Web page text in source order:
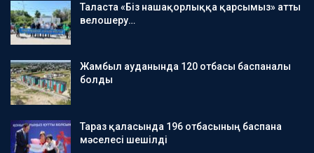
Таласта «Біз нашақорлыққа қарсымыз» атты
велошеру…
Жамбыл ауданында 120 отбасы баспаналы
болды
Тараз қаласында 196 отбасының баспана
мәселесі шешілді